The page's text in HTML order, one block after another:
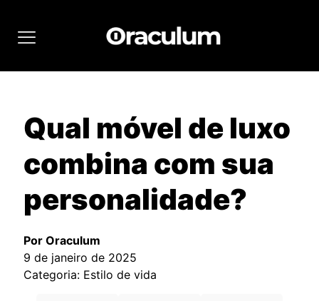
Qual móvel de luxo
combina com sua
personalidade?
Por Oraculum
9 de janeiro de 2025
Categoria: Estilo de vida